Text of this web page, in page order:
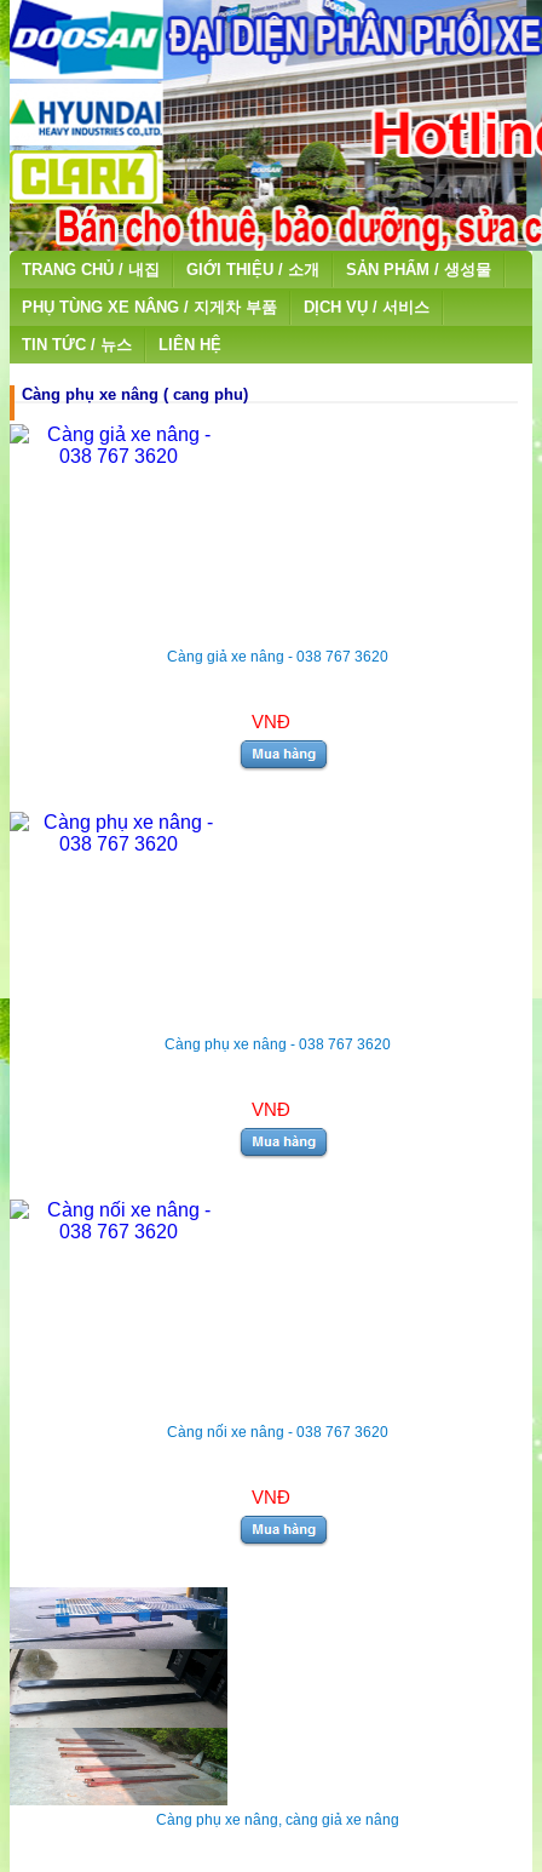
TRANG CHỦ / 내집 GIỚI THIỆU / 소개 SẢN PHẨM / 생성물
PHỤ TÙNG XE NÂNG / 지게차 부품 DỊCH VỤ / 서비스
TIN TỨC / 뉴스 LIÊN HỆ
Càng phụ xe nâng ( cang phu)
Càng giả xe nâng - 038 767 3620
VNĐ
Càng phụ xe nâng - 038 767 3620
VNĐ
Càng nối xe nâng - 038 767 3620
VNĐ
Càng phụ xe nâng, càng giả xe nâng